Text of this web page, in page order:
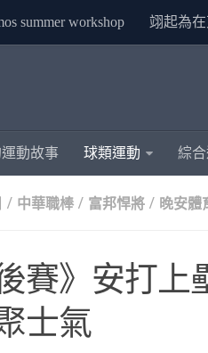
summer workshop 翊起為
動故事 球類運動 綜
/ 中華職棒 / 富邦悍將 / 晚安體
賽》安打上
士氣